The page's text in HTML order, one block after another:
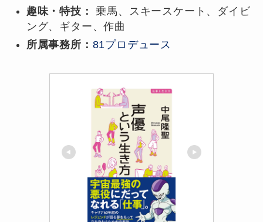
趣味・特技：
乗馬、スキースケート、ダイビ
ング、ギター、作曲
所属事務所： 81プロデュース